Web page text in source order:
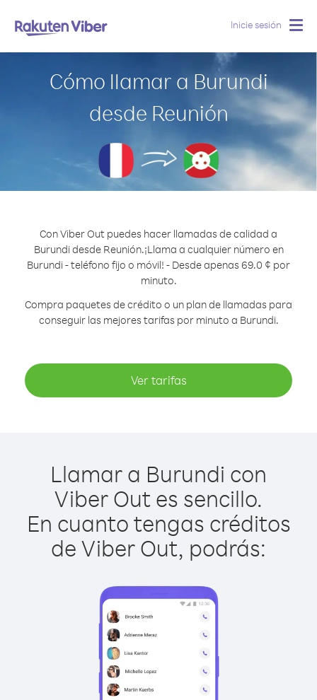
Inicie sesión
Cómo llamar a Burundi
desde Reunión
Con Viber Out puedes hacer llamadas de calidad a
Burundi desde Reunión.¡Llama a cualquier número en
Burundi - teléfono fijo o móvil! - Desde apenas 69.0 ¢ por
minuto.
Compra paquetes de crédito o un plan de llamadas para
conseguir las mejores tarifas por minuto a Burundi.
Ver tarifas
Llamar a Burundi con
Viber Out es sencillo.
En cuanto tengas créditos
de Viber Out, podrás: